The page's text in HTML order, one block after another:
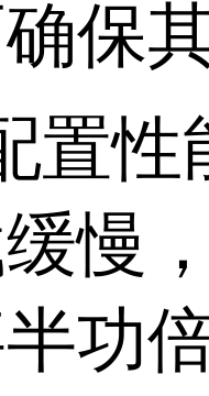
保
性能
慢
功